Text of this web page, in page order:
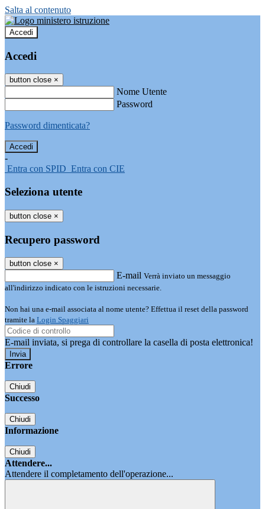
Salta al contenuto
Accedi
Accedi
button close ×
Nome Utente
Password
Password dimenticata?
-
Entra con SPID Entra con CIE
Seleziona utente
button close ×
Recupero password
button close ×
E-mail Verrà inviato un messaggio
all'indirizzo indicato con le istruzioni necessarie.
Non hai una e-mail associata al nome utente? Effettua il reset della password
tramite la Login Spaggiari
E-mail inviata, si prega di controllare la casella di posta elettronica!
Errore
Chiudi
Successo
Chiudi
Informazione
Chiudi
Attendere...
Attendere il completamento dell'operazione...